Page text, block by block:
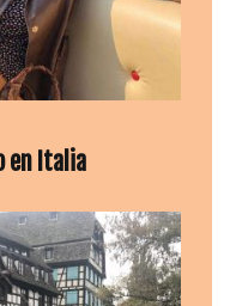
en Italia